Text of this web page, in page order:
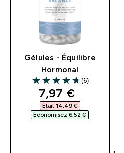
Gélules - Équilibre
Hormonal
4.67 out of 5 stars
(6)
discounted price
7,97 €‎
Était 14,49 €‎
Économisez 6,52 €‎